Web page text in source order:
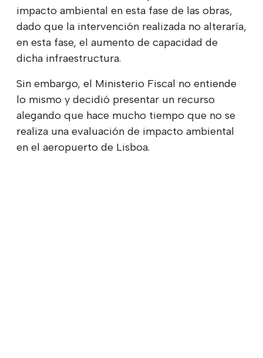
impacto ambiental en esta fase de las obras,
dado que la intervención realizada no alteraría,
en esta fase, el aumento de capacidad de
dicha infraestructura.
Sin embargo, el Ministerio Fiscal no entiende
lo mismo y decidió presentar un recurso
alegando que hace mucho tiempo que no se
realiza una evaluación de impacto ambiental
en el aeropuerto de Lisboa.